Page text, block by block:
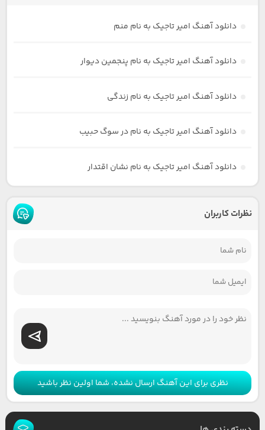
دانلود آهنگ امیر تاجیک به نام منم
دانلود آهنگ امیر تاجیک به نام پنجمین دیوار
دانلود آهنگ امیر تاجیک به نام زندگی
دانلود آهنگ امیر تاجیک به نام در سوگ حبیب
دانلود آهنگ امیر تاجیک به نام نشان اقتدار
نظرات کاربران
نظری برای این آهنگ ارسال نشده، شما اولین نظر باشید